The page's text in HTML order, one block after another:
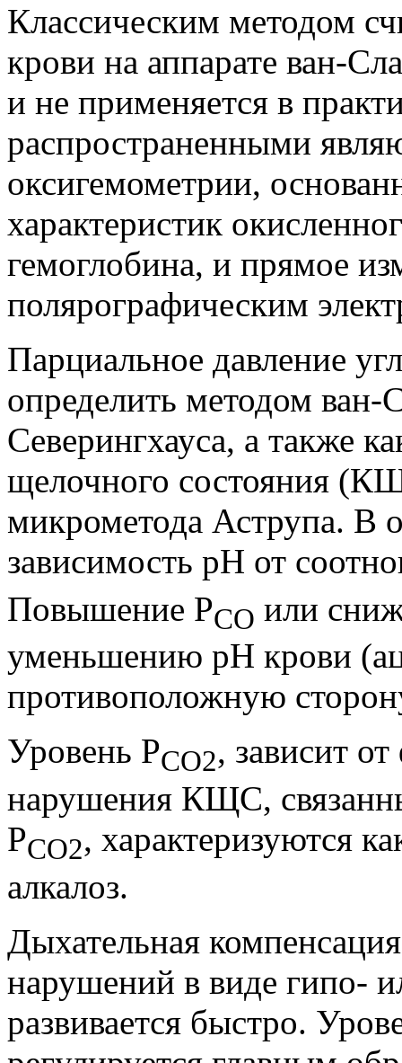
Классическим методом
крови на аппарате ван-
и не применяется в
распространенными
оксигемометрии,
характеристик
гемоглобина, и прямое
полярографическим
Парциальное давление
определить методом
Северингхауса, а также
щелочного состояния
микрометода Аструпа. В
зависимость рН от
Повышение РСО или
уменьшению рН крови
противоположную
Уровень РСО2, зависит
нарушения КЩС,
РСО2, характеризуются
алкалоз.
Дыхательная
нарушений в виде гипо-
развивается быстро.